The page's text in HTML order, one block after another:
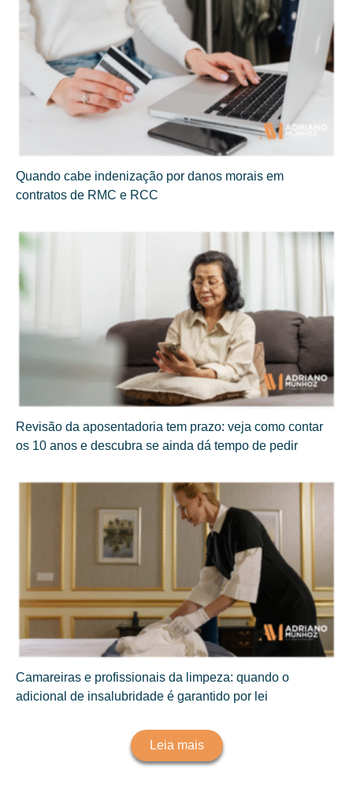
Quando cabe indenização por danos morais em
contratos de RMC e RCC
Revisão da aposentadoria tem prazo: veja como contar
os 10 anos e descubra se ainda dá tempo de pedir
Camareiras e profissionais da limpeza: quando o
adicional de insalubridade é garantido por lei
Leia mais